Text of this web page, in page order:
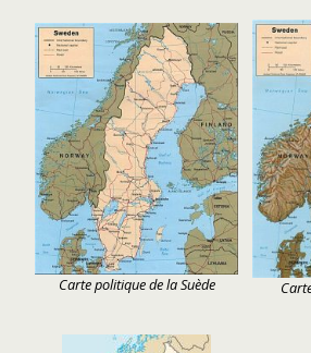
Carte politique de la Suède